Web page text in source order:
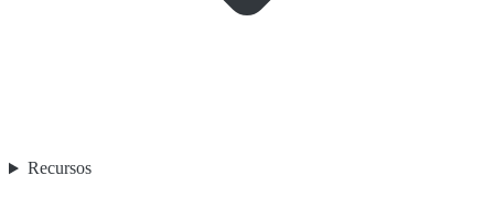
Recursos